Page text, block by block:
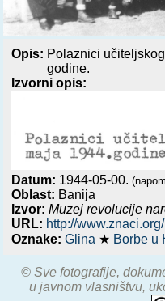
Opis: Polaznici
godine.
Izvorni opis:
Datum: 1944-05-00.
Oblast: Banija
Izvor: Muzej revolucije
URL: http://
Oznake:Glina ★ Borbe u
© Sve fotografije,
u javnom vlasništvu,